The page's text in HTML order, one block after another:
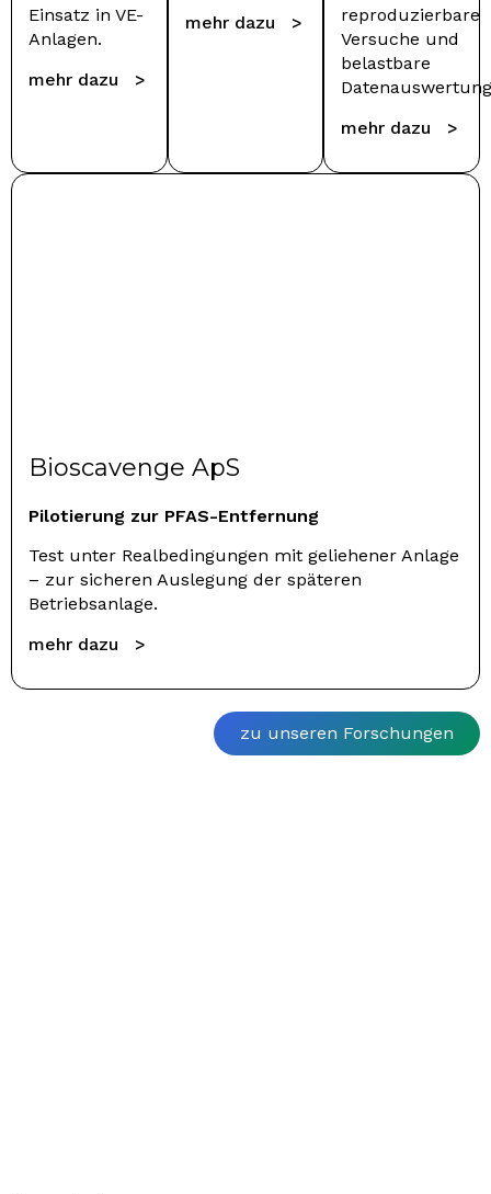
Einsatz in VE-
Anlagen.
mehr dazu >
mehr dazu >
reproduzierbare
Versuche und
belastbare
mehr dazu >
Bioscavenge ApS
Pilotierung zur PFAS-Entfernung
Test unter Realbedingungen mit geliehener Anlage
– zur sicheren Auslegung der späteren
Betriebsanlage.
mehr dazu >
zu unseren Forschungen